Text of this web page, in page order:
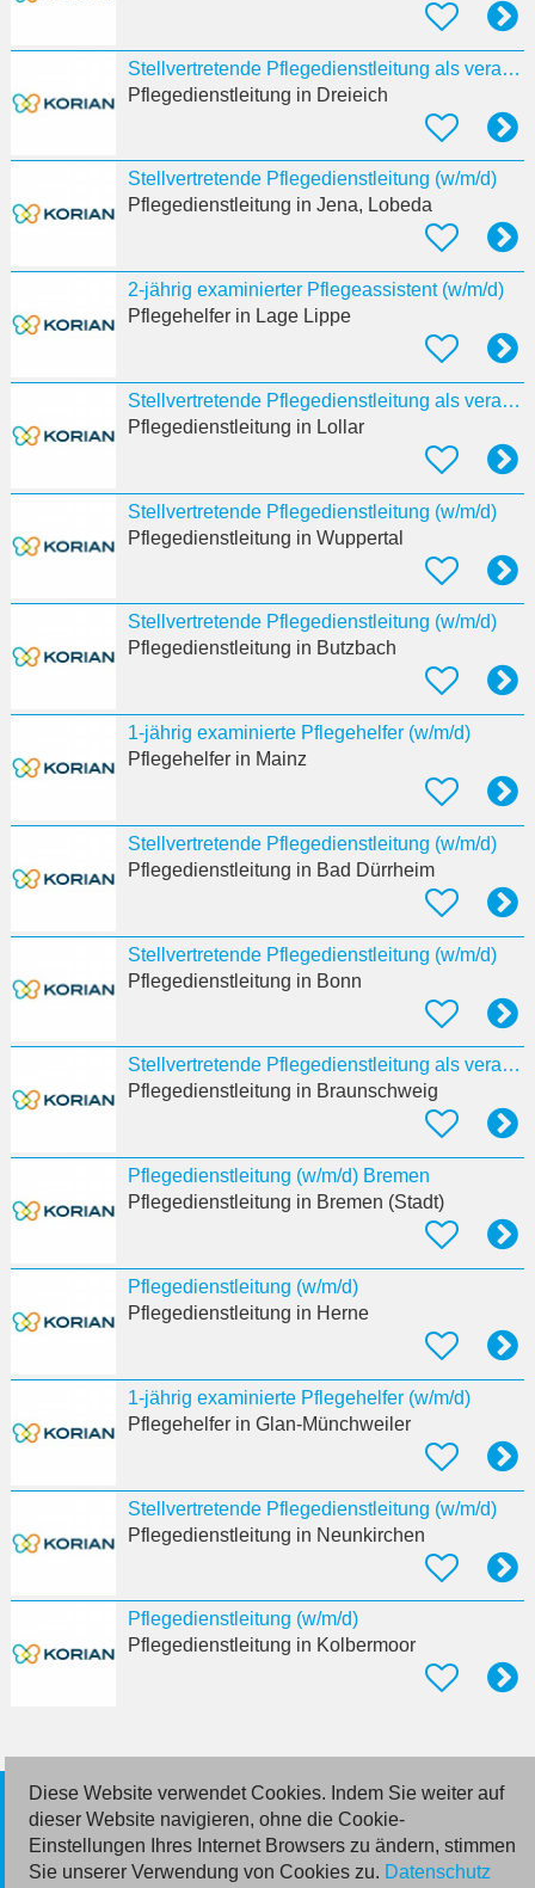
Stellvertretende Pflegedienstleitung als verantwortliche:r Pflegeprozesskoordinator:in (w/m/d)
Pflegedienstleitung in Dreieich
Stellvertretende Pflegedienstleitung (w/m/d)
Pflegedienstleitung in Jena, Lobeda
2-jährig examinierter Pflegeassistent (w/m/d)
Pflegehelferin Lage Lippe
Stellvertretende Pflegedienstleitung als verantwortliche:r Pflegeprozesskoordinator:in (w/m/d)
Pflegedienstleitung in Lollar
Stellvertretende Pflegedienstleitung (w/m/d)
Pflegedienstleitung in Wuppertal
Stellvertretende Pflegedienstleitung (w/m/d)
Pflegedienstleitung in Butzbach
1-jährig examinierte Pflegehelfer (w/m/d)
Pflegehelferin Mainz
Stellvertretende Pflegedienstleitung (w/m/d)
Pflegedienstleitung in Bad Dürrheim
Stellvertretende Pflegedienstleitung (w/m/d)
Pflegedienstleitung in Bonn
Stellvertretende Pflegedienstleitung als verantwortliche:r Pflegeprozesskoordinator:in (w/m/d)
Pflegedienstleitung in Braunschweig
Pflegedienstleitung (w/m/d) Bremen
Pflegedienstleitung in Bremen (Stadt)
Pflegedienstleitung (w/m/d)
Pflegedienstleitung in Herne
1-jährig examinierte Pflegehelfer (w/m/d)
Pflegehelferin Glan-Münchweiler
Stellvertretende Pflegedienstleitung (w/m/d)
Pflegedienstleitung in Neunkirchen
Pflegedienstleitung (w/m/d)
Pflegedienstleitung in Kolbermoor
© 2026 Deutsche Jobmarkt GmbH
Inserieren
Diese Website verwendet Cookies. Indem Sie weiter auf
dieser Website navigieren, ohne die Cookie-
Einstellungen Ihres Internet Browsers zu ändern, stimmen
Sie unserer Verwendung von Cookies zu. Datenschutz